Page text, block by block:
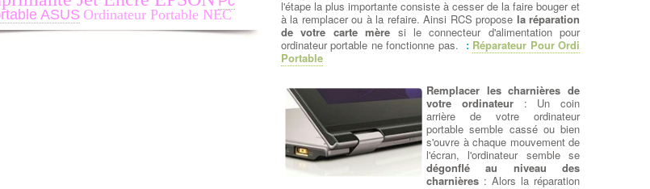
ASUS Ordinateur Portable NEC
l'étape la plus importante consiste à cesser de la faire bouger et
à la remplacer ou à la refaire. Ainsi RCS propose la réparation
de votre carte mère si le connecteur d'alimentation pour
ordinateur portable ne fonctionne pas. : Réparateur Pour Ordi
Portable
Remplacer les charnières de
votre ordinateur: Un coin
arrière de votre ordinateur
portable semble cassé ou bien
s'ouvre à chaque mouvement de
l'écran, l'ordinateur semble se
dégonflé au niveau des
charnières : Alors la réparation